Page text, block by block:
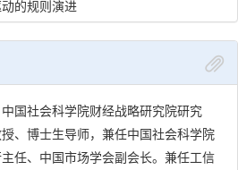
的规则演进
：商业变革与数据价值
料”
社会科学院财经战略研究院研究
、博士生导师，兼任中国社会科学院
任、中国市场学会副会长。兼任工信